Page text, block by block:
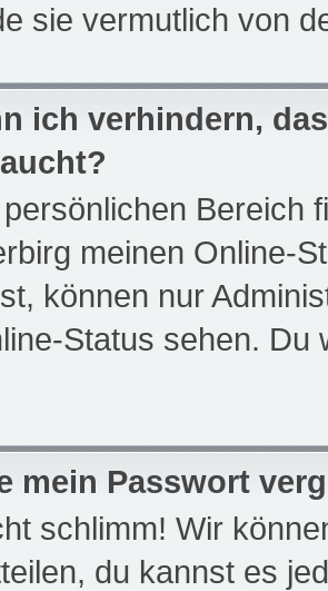
sie vermutlich von
ich verhindern,
Bereich
meinen Online-
können nur
Status sehen.
mein Passwort
schlimm! Wir
du kannst es